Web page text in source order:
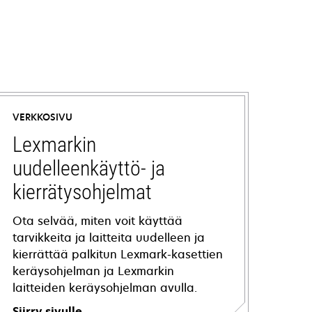
VERKKOSIVU
Lexmarkin
uudelleenkäyttö- ja
kierrätysohjelmat
Ota selvää, miten voit käyttää
tarvikkeita ja laitteita uudelleen ja
kierrättää palkitun Lexmark-kasettien
keräysohjelman ja Lexmarkin
laitteiden keräysohjelman avulla.